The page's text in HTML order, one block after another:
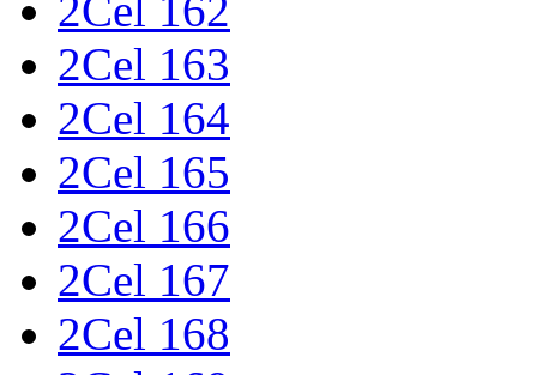
2Cel 163
2Cel 164
2Cel 165
2Cel 166
2Cel 167
2Cel 168